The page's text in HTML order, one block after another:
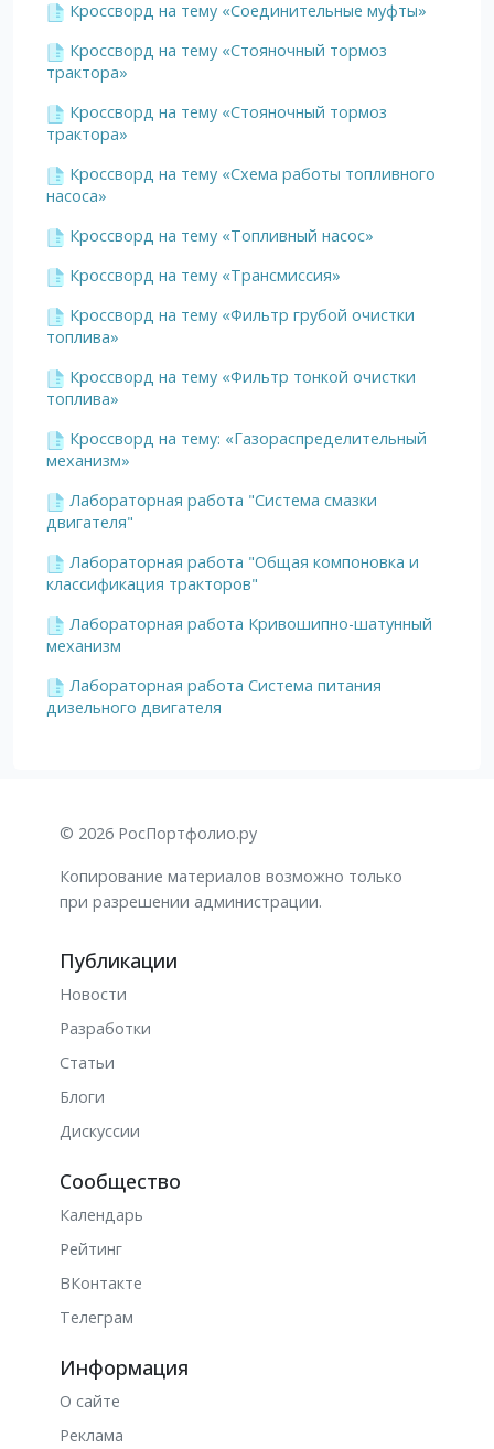
Кроссворд на тему «Соединительные муфты»
Кроссворд на тему «Стояночный тормоз
трактора»
Кроссворд на тему «Стояночный тормоз
трактора»
Кроссворд на тему «Схема работы топливного
насоса»
Кроссворд на тему «Топливный насос»
Кроссворд на тему «Трансмиссия»
Кроссворд на тему «Фильтр грубой очистки
топлива»
Кроссворд на тему «Фильтр тонкой очистки
топлива»
Кроссворд на тему: «Газораспределительный
механизм»
Лабораторная работа "Система смазки
двигателя"
Лабораторная работа "Общая компоновка и
классификация тракторов"
Лабораторная работа Кривошипно-шатунный
механизм
Лабораторная работа Система питания
дизельного двигателя
© 2026 РосПортфолио.ру
Копирование материалов возможно только
при разрешении администрации.
Публикации
Новости
Разработки
Статьи
Блоги
Дискуссии
Сообщество
Календарь
Рейтинг
ВКонтакте
Телеграм
Информация
О сайте
Реклама